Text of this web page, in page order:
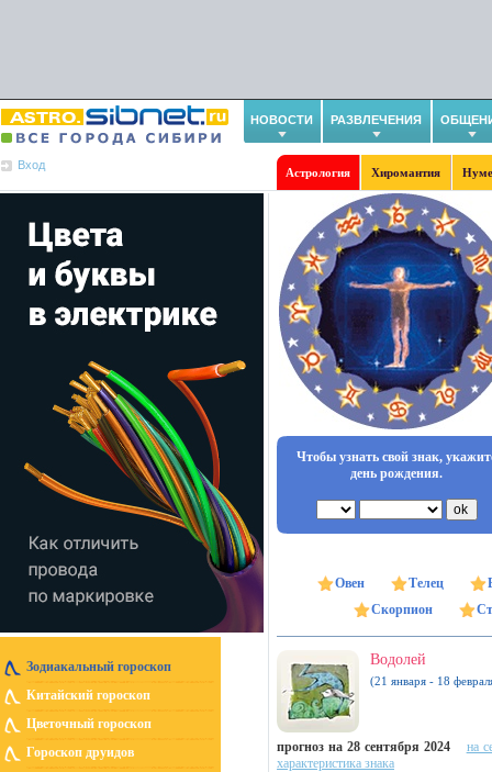
НОВОСТИ РАЗВЛЕЧЕНИЯ
Вход
Астрология Хиромантия
Зодиакальный гороскоп
Китайский гороскоп
Цветочный гороскоп
Гороскоп друидов
Чтобы узнать свой знак,
день рождения.
Овен Телец
Скорпион
Водолей
(21 января - 18
прогноз на 28 сентября 2024
на
характеристика знака